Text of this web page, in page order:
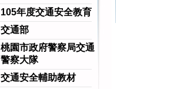
105年度交通安全教育
交通部
桃園市政府警察局交通
警察大隊
交通安全輔助教材